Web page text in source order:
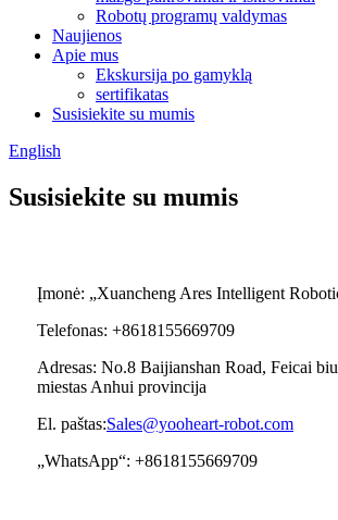
Robotų programų valdymas
Naujienos
Apie mus
Ekskursija po gamyklą
sertifikatas
Susisiekite su mumis
English
Susisiekite su mumis
Įmonė: „Xuancheng Ares Intelligent
Telefonas: +8618155669709
Adresas: No.8 Baijianshan Road, Feicai
miestas Anhui provincija
El. paštas:Sales@yooheart-robot.com
„WhatsApp“: +8618155669709